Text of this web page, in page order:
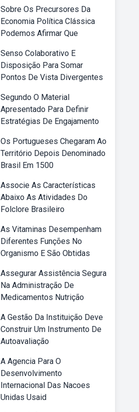
Sobre Os Precursores Da
Economia Política Clássica
Podemos Afirmar Que
Senso Colaborativo E
Disposição Para Somar
Pontos De Vista Divergentes
Segundo O Material
Apresentado Para Definir
Estratégias De Engajamento
Os Portugueses Chegaram Ao
Território Depois Denominado
Brasil Em 1500
Associe As Características
Abaixo As Atividades Do
Folclore Brasileiro
As Vitaminas Desempenham
Diferentes Funções No
Organismo E São Obtidas
Assegurar Assistência Segura
Na Administração De
Medicamentos Nutrição
A Gestão Da Instituição Deve
Construir Um Instrumento De
Autoavaliação
A Agencia Para O
Desenvolvimento
Internacional Das Nacoes
Unidas Usaid